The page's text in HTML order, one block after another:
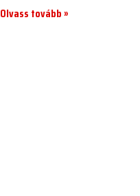
Olvass tovább »